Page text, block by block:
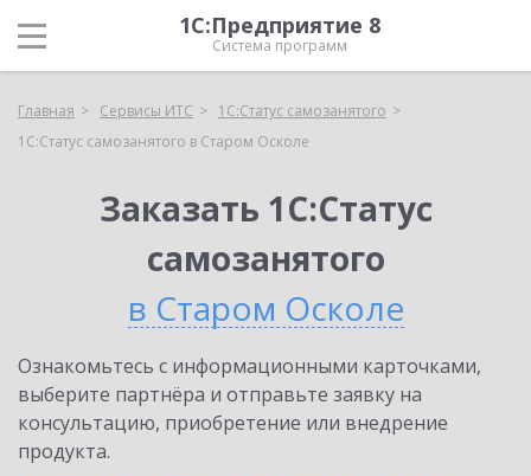
1С:Предприятие 8
Система программ
Главная Сервисы ИТС
1С:Статус самозанятого
1С:Статус самозанятого в Старом Осколе
Заказать 1С:Статус
самозанятого
в Старом Осколе
Ознакомьтесь с информационными карточками,
выберите партнёра и отправьте заявку на
консультацию, приобретение или внедрение
продукта.